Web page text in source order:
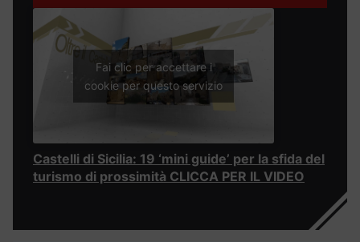
Fai clic per accettare i
cookie per questo servizio
Castelli di Sicilia: 19 ‘mini guide’ per la sfida del
turismo di prossimità CLICCA PER IL VIDEO